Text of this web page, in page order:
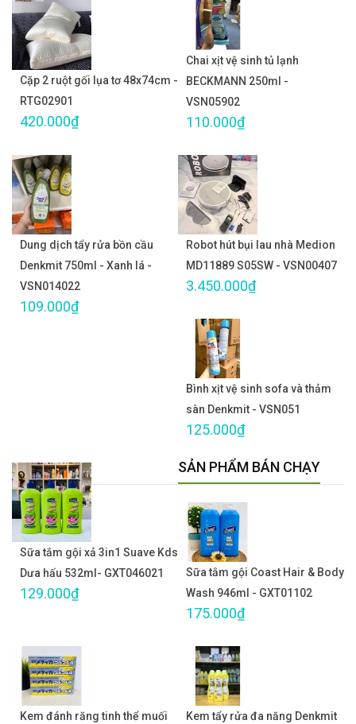
Cặp 2 ruột gối lụa tơ 48x74cm -
RTG02901
420.000₫
Chai xịt vệ sinh tủ lạnh
BECKMANN 250ml -
VSN05902
110.000₫
Dung dịch tẩy rửa bồn cầu
Denkmit 750ml - Xanh lá -
VSN014022
109.000₫
Robot hút bụi lau nhà Medion
MD11889 S05SW - VSN00407
3.450.000₫
Bình xịt vệ sinh sofa và thảm
sàn Denkmit - VSN051
125.000₫
Sữa tắm gội xả 3in1 Suave Kds
Dưa hấu 532ml- GXT046021
129.000₫
SẢN PHẨM BÁN CHẠY
Sữa tắm gội Coast Hair & Body
Wash 946ml - GXT01102
175.000₫
Kem đánh răng tinh thể muối
Kem tẩy rửa đa năng Denkmit